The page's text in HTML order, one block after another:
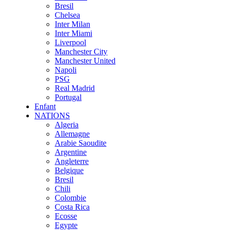
Bresil
Chelsea
Inter Milan
Inter Miami
Liverpool
Manchester City
Manchester United
Napoli
PSG
Real Madrid
Portugal
Enfant
NATIONS
Algeria
Allemagne
Arabie Saoudite
Argentine
Angleterre
Belgique
Bresil
Chili
Colombie
Costa Rica
Ecosse
Egypte